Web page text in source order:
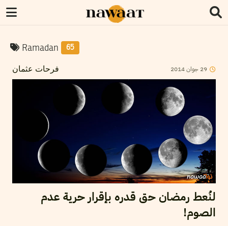
Ramadan 65
فرحات عثمان 29 جوان2014
لنُعط رمضان حق قدره بإقرار حرية عدم
الصوم!